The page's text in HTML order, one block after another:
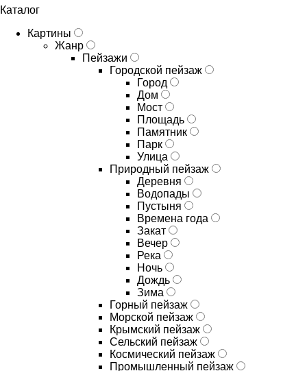
Каталог
Картины
Жанр
Пейзажи
Городской пейзаж
Город
Дом
Мост
Площадь
Памятник
Парк
Улица
Природный пейзаж
Деревня
Водопады
Пустыня
Времена года
Закат
Вечер
Река
Ночь
Дождь
Зима
Горный пейзаж
Морской пейзаж
Крымский пейзаж
Сельский пейзаж
Космический пейзаж
Промышленный пейзаж